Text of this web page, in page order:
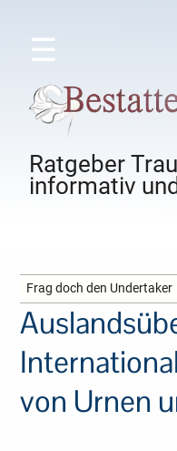
☰
Ratgeber
informativ
Frag doch den Undertaker
von Urnen